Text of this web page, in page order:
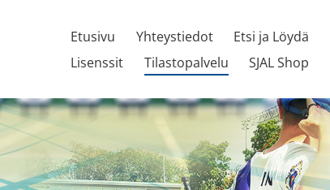
Etusivu Yhteystiedot Etsi ja Löydä
Lisenssit
Tilastopalvelu SJAL Shop